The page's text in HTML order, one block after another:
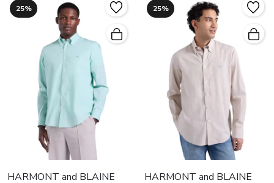
25%
HARMONT and BLAINE
25%
HARMONT and BLAINE